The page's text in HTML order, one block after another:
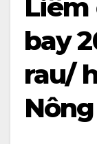
Liêm
bay
rau/